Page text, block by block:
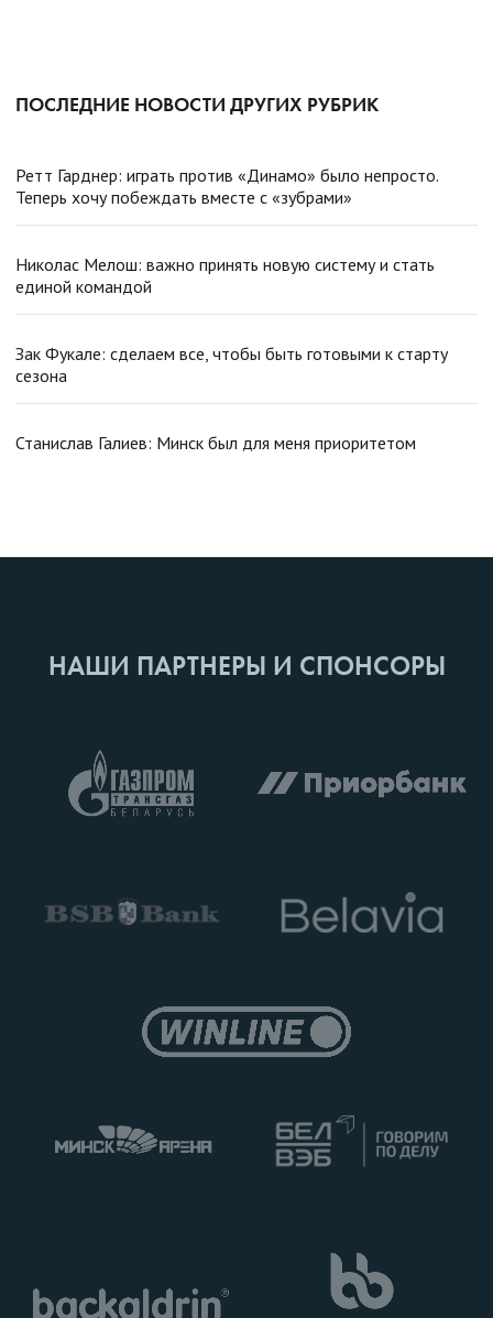
ПОСЛЕДНИЕ НОВОСТИ ДРУГИХ РУБРИК
Ретт Гарднер: играть против «Динамо» было непросто.
Теперь хочу побеждать вместе с «зубрами»
Николас Мелош: важно принять новую систему и стать
единой командой
Зак Фукале: сделаем все, чтобы быть готовыми к старту
сезона
Станислав Галиев: Минск был для меня приоритетом
НАШИ ПАРТНЕРЫ И СПОНСОРЫ